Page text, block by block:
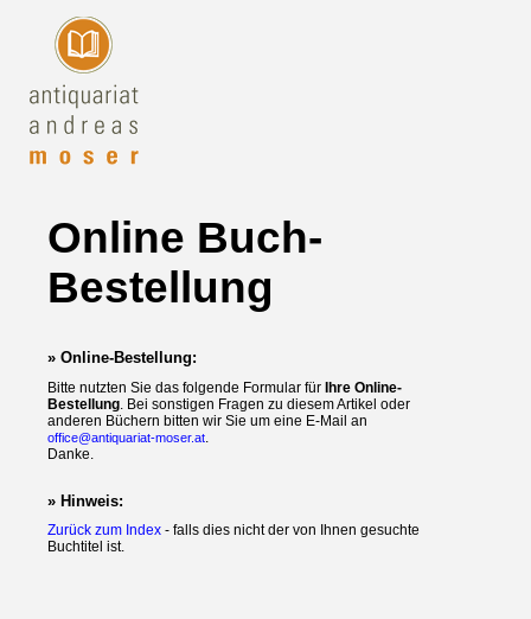
Online Buch-
Bestellung
» Online-Bestellung:
Bitte nutzten Sie das folgende Formular für Ihre Online-
Bestellung . Bei sonstigen Fragen zu diesem Artikel oder
anderen Büchern bitten wir Sie um eine E-Mail an
office@antiquariat-moser.at
Danke.
» Hinweis:
Zurück zum Index - falls dies nicht der von Ihnen gesuchte
Buchtitel ist.